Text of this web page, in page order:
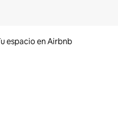
espacio en Airbnb